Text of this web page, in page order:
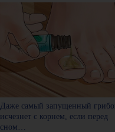
Даже самый запущенный
исчезнет с корнем, если перед
сном…